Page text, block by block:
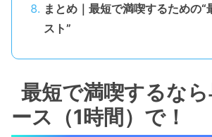
まとめ｜最短で満喫するための“
スト”
最短で満喫するな
ース（1時間）で！